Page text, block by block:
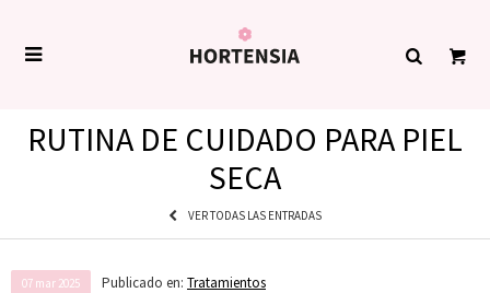

RUTINA DE CUIDADO PARA PIEL
SECA
VER TODAS LAS ENTRADAS
07 mar 2025 Publicado en: Tratamientos